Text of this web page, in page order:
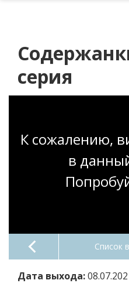
серия
К сожалению,
в
Список
Дата выхода: